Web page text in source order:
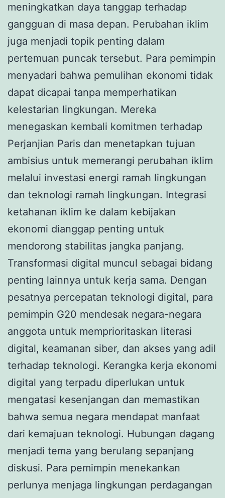
meningkatkan daya tanggap terhadap
gangguan di masa depan. Perubahan iklim
juga menjadi topik penting dalam
pertemuan puncak tersebut. Para pemimpin
menyadari bahwa pemulihan ekonomi tidak
dapat dicapai tanpa memperhatikan
kelestarian lingkungan. Mereka
menegaskan kembali komitmen terhadap
Perjanjian Paris dan menetapkan tujuan
ambisius untuk memerangi perubahan iklim
melalui investasi energi ramah lingkungan
dan teknologi ramah lingkungan. Integrasi
ketahanan iklim ke dalam kebijakan
ekonomi dianggap penting untuk
mendorong stabilitas jangka panjang.
Transformasi digital muncul sebagai bidang
penting lainnya untuk kerja sama. Dengan
pesatnya percepatan teknologi digital, para
pemimpin G20 mendesak negara-negara
anggota untuk memprioritaskan literasi
digital, keamanan siber, dan akses yang adil
terhadap teknologi. Kerangka kerja ekonomi
digital yang terpadu diperlukan untuk
mengatasi kesenjangan dan memastikan
bahwa semua negara mendapat manfaat
dari kemajuan teknologi. Hubungan dagang
menjadi tema yang berulang sepanjang
diskusi. Para pemimpin menekankan
perlunya menjaga lingkungan perdagangan